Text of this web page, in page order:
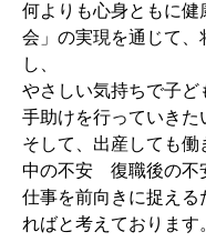
何よりも心身ともに健
会」の実現を通じて、
し、
やさしい気持ちで子ど
手助けを行っていきた
そして、出産しても
中の不安 復職後の不
仕事を前向きに捉える
ればと考えております